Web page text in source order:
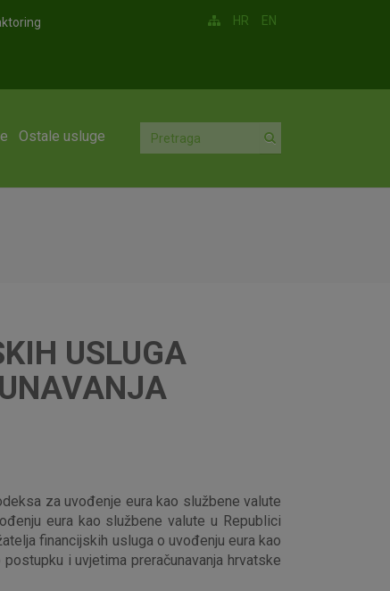
HR EN
Ostale usluge
USLUGA
za uvođenje eura kao službene valute
eura kao službene valute u Republici
financijskih usluga o uvođenju eura kao
i uvjetima preračunavanja hrvatske